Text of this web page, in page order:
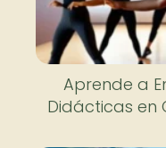
Aprende a
Didácticas en